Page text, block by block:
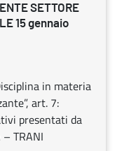
SETTORE
15 gennaio
in materia
art. 7:
presentati da
– TRANI